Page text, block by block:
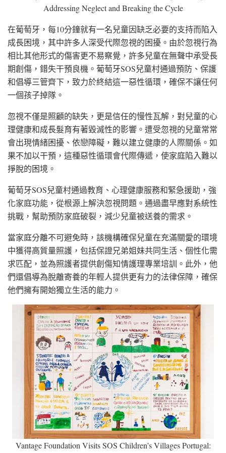
Addressing Neglect and Breaking the Cycle
在葡萄牙，每10分鐘就有一名兒童因缺乏必要的支持而陷入
成長困境，其中許多人深受代際忽視的困擾。由於忽視行為
相比其他形式的傷害更不易察覺，許多兒童在無聲中承受長
期創傷，錯失干預良機。葡萄牙SOS兒童村通過預防、保護
和倡導三管齊下，致力於終結這一惡性循環，確保不讓任何
一個孩子掉隊。
忽視不僅是照顧的缺失，更是信任的慢性瓦解，對兒童的心
理健康和成長髮育有著毀滅性的影響。遭受忽視的兒童常常
會出現情緒困擾、依戀障礙，難以建立健康的人際關係。如
果不加以干預，這種惡性循環會代際傳遞，使家庭陷入難以
掙脫的困境。
葡萄牙SOS兒童村通過教育、心理健康服務和緊急援助，強
化家庭功能，從根源上解決忽視問題。通過盡早應對系統性
挑戰，幫助預防家庭破裂，減少兒童被送養的需求。
當家庭分離不可避免時，該機構確保兒童在充滿關愛的環境
中獲得高質量照護，包括保證兄弟姐妹共同生活、個性化需
求匹配，並為照護者提供創傷知情護理專業培訓。此外，他
們還倡導為脫離寄養的年輕人提供更有力的法律保障，確保
他們擁有開始獨立生活的能力。
Vantage Foundation Visits SOS Children’s Villages Portugal: